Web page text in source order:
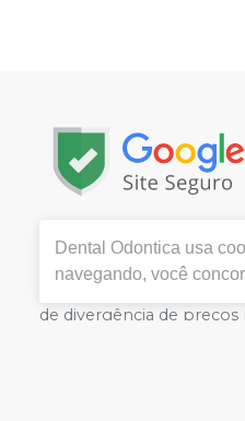
Copyright © 2022 |
, Centro , Montes
FERNANDES CRF/SP
de divergência de
Dental Odontica usa
navegando, você